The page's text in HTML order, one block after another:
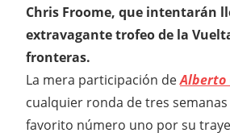
Chris Froome, que intentarán
extravagante trofeo de la
fronteras.
La mera participación deAlberto
cualquier ronda de tres
favorito número uno por su